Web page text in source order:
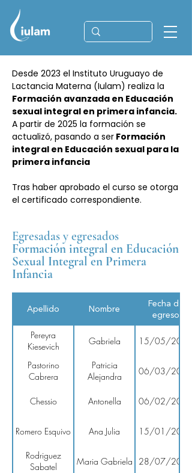
Desde 2023 el Instituto Uruguayo de
Lactancia Materna (Iulam) realiza la
Formación avanzada en Educación
sexual integral en primera infancia.
A partir de 2025 la formación se
actualizó, pasando a ser Formación
integral en Educación sexual para la
primera infancia
Tras haber aprobado el curso se otorga
el certificado correspondiente.
Egresadas y egresados
Formación integral en Educación
Sexual Integral en Primera
Infancia
Apellido Nombre
Fecha de
egreso
Pereyra
Kiesevich
Gabriela 15/05/2026
Pastorino
Cabrera
Patricia
Alejandra
06/03/2026
Chessio Antonella 06/02/2026
Romero Esquivo Ana Julia 15/01/2026
Rodriguez
Sabatel
Maria Gabriela 28/07/2025